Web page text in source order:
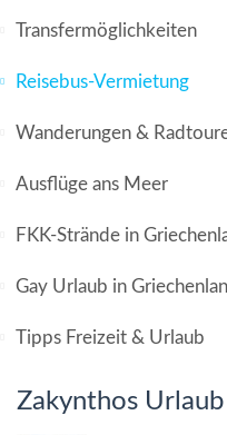
Transfermöglichkeiten
Reisebus-Vermietung
Wanderungen &
Ausflüge ans Meer
FKK-Strände in
Gay Urlaub in
Tipps Freizeit & Urlaub
Zakynthos Urlaub